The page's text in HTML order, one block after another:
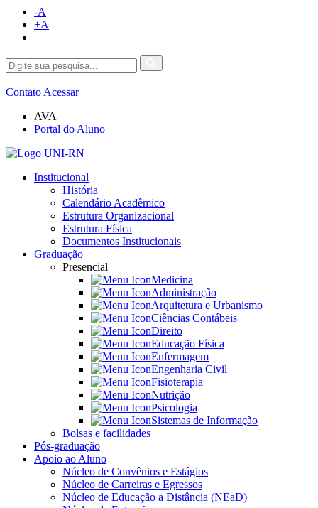
-A
+A
Contato Acessar
AVA
Portal do Aluno
Institucional
História
Calendário Acadêmico
Estrutura Organizacional
Estrutura Física
Documentos Institucionais
Graduação
Presencial
Medicina
Administração
Arquitetura e Urbanismo
Ciências Contábeis
Direito
Educação Física
Enfermagem
Engenharia Civil
Fisioterapia
Nutrição
Psicologia
Sistemas de Informação
Bolsas e facilidades
Pós-graduação
Apoio ao Aluno
Núcleo de Convênios e Estágios
Núcleo de Carreiras e Egressos
Núcleo de Educação a Distância (NEaD)